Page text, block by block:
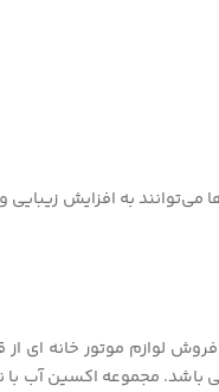
به افزایش زیبایی
فروش لوازم موتور خانه ای
باشد. مجموعه اکسین آب با